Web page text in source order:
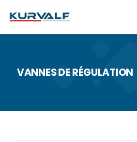
VANNES DE RÉGULATION